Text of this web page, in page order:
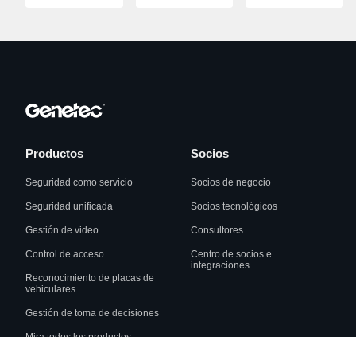
Productos
Seguridad como servicio
Seguridad unificada
Gestión de video
Control de acceso
Reconocimiento de placas de
vehiculares
Gestión de toma de decisiones
Socios
Socios de negocio
Socios tecnológicos
Consultores
Centro de socios e
integraciones